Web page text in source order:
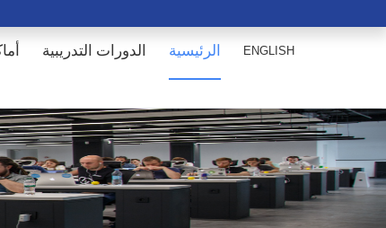
الدورات التدريبية الرئيسية ENGLISH